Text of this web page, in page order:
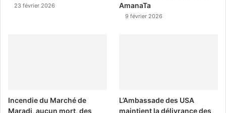
23 février 2026
AmanaTa
9 février 2026
Incendie du Marché de
Maradi, aucun mort, des
L’Ambassade des USA
maintient la délivrance des